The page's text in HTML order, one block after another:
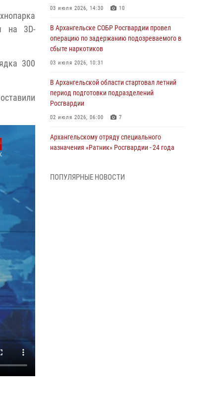
на 3D-
300
03 июля 2026, 14:30 10
В Архангельске СОБР Росгвардии провел
операцию по задержанию подозреваемого в
сбыте наркотиков
03 июля 2026, 10:31
В Архангельской области стартовал летний
период подготовки подразделений
Росгвардии
02 июля 2026, 06:00 7
Архангельскому отряду специального
назначения «Ратник» Росгвардии - 24 года
В Управлении Росгвардии по Архангельской
ПОПУЛЯРНЫЕ НОВОСТИ